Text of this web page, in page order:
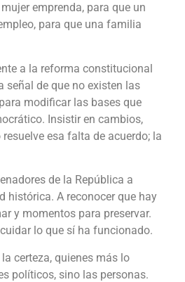
emprenda, para que un
para que una familia
a la reforma constitucional
señal de que no existen las
modificar las bases que
Insistir en cambios,
esa falta de acuerdo; la
de la República a
histórica. A reconocer que hay
y momentos para preservar.
lo que sí ha funcionado.
certeza, quienes más lo
políticos, sino las personas.